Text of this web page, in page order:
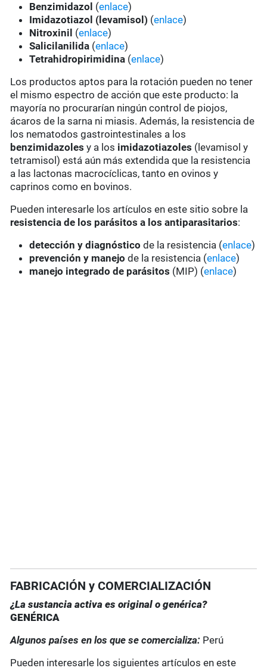
Benzimidazol (enlace)
Imidazotiazol (levamisol) (enlace)
Nitroxinil (enlace)
Salicilanilida (enlace)
Tetrahidropirimidina (enlace)
Los productos aptos para la rotación pueden no tener
el mismo espectro de acción que este producto: la
mayoría no procurarían ningún control de piojos,
ácaros de la sarna ni miasis. Además, la resistencia de
los nematodos gastrointestinales a los
benzimidazoles y a los imidazotiazoles (levamisol y
tetramisol) está aún más extendida que la resistencia
a las lactonas macrocíclicas, tanto en ovinos y
caprinos como en bovinos.
Pueden interesarle los artículos en este sitio sobre la
resistencia de los parásitos a los antiparasitarios:
detección y diagnóstico de la resistencia (enlace)
prevención y manejo de la resistencia (enlace)
manejo integrado de parásitos (MIP) (enlace)
FABRICACIÓN y COMERCIALIZACIÓN
¿La sustancia activa es original o genérica?
GENÉRICA
Algunos países en los que se comercializa: Perú
Pueden interesarle los siguientes artículos en este